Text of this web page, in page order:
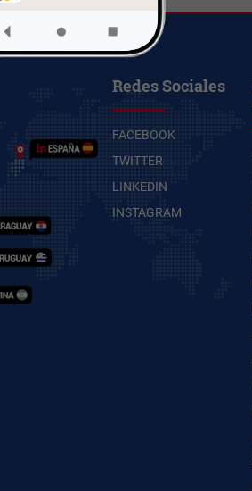
Redes Sociales
FACEBOOK
TWITTER
LINKEDIN
INSTAGRAM